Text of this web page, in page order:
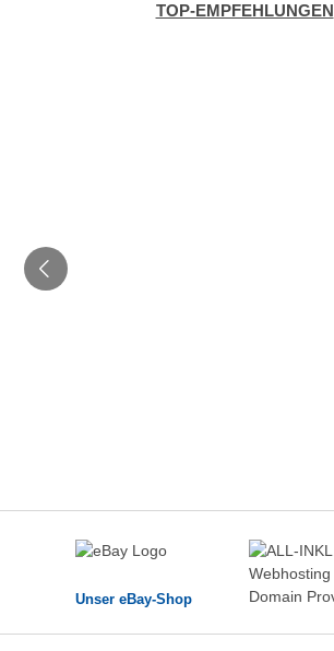
TOP-EMPFEHLUNGEN
Unser eBay-Shop